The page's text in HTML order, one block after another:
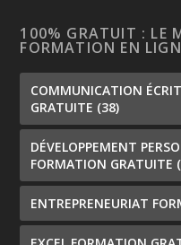
100% GRATUIT : LE
FORMATION EN
COMMUNICATION
GRATUITE (38)
DÉVELOPPEMENT
FORMATION GRATUITE
ENTREPRENEURIAT